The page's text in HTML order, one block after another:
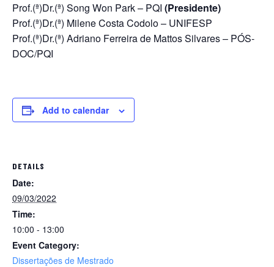
Prof.(ª)Dr.(ª) Song Won Park – PQI (Presidente)
Prof.(ª)Dr.(ª) Milene Costa Codolo – UNIFESP
Prof.(ª)Dr.(ª) Adriano Ferreira de Mattos Silvares – PÓS-
DOC/PQI
Add to calendar
DETAILS
Date:
09/03/2022
Time:
10:00 - 13:00
Event Category:
Dissertações de Mestrado